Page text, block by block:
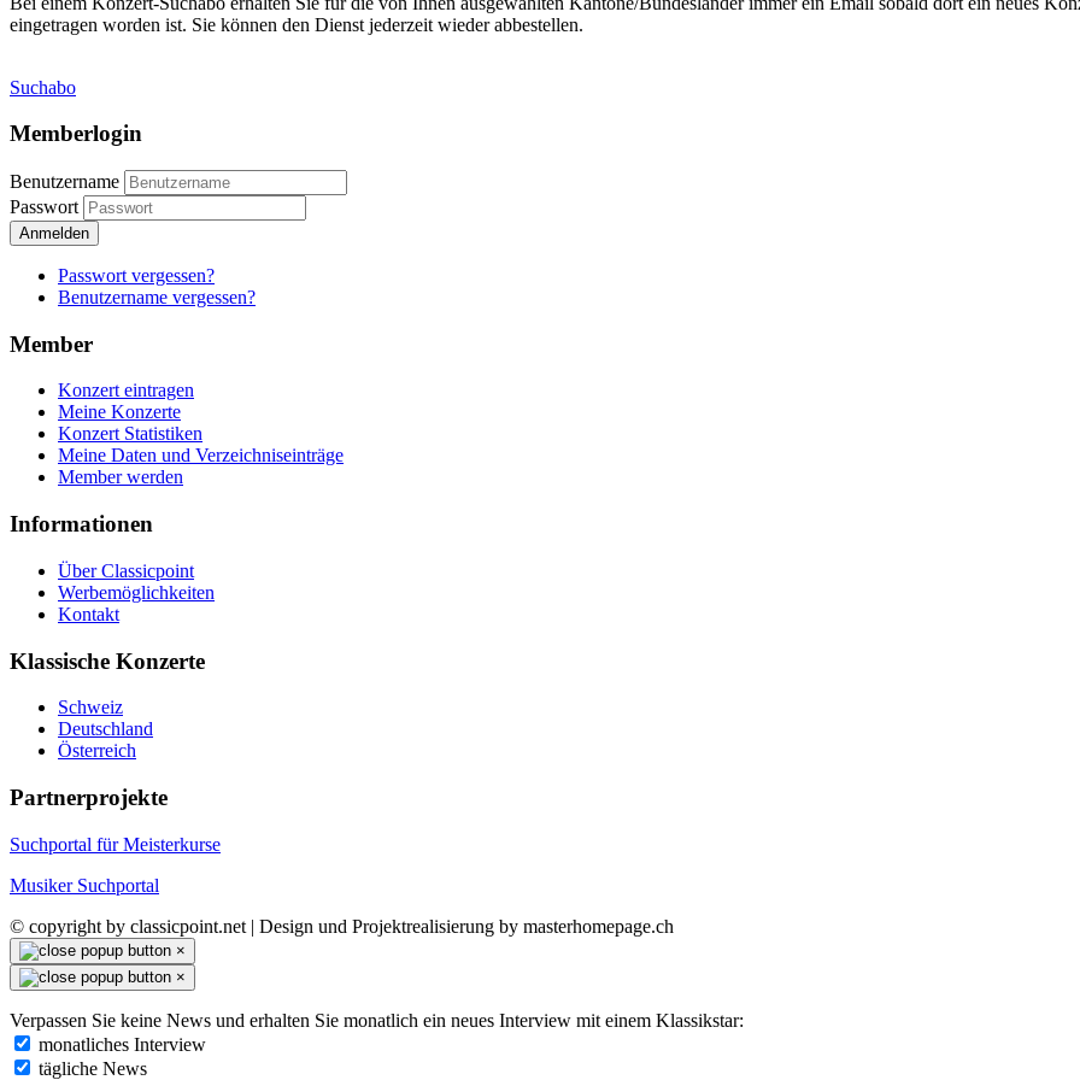
eingetragen worden ist. Sie können den Dienst jederzeit wieder abbestellen.
Suchabo
Memberlogin
Benutzername
Passwort
Anmelden
Passwort vergessen?
Benutzername vergessen?
Member
Konzert eintragen
Meine Konzerte
Konzert Statistiken
Meine Daten und Verzeichniseinträge
Member werden
Informationen
Über Classicpoint
Werbemöglichkeiten
Kontakt
Klassische Konzerte
Schweiz
Deutschland
Österreich
Partnerprojekte
Suchportal für Meisterkurse
Musiker Suchportal
© copyright by classicpoint.net | Design und Projektrealisierung by masterhomepage.ch
×
×
Verpassen Sie keine News und erhalten Sie monatlich ein neues Interview mit einem Klassikstar:
monatliches Interview
tägliche News